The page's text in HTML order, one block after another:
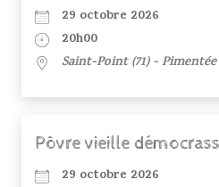
29 octobre 2026
20h00
Saint-Point (71) - Pimentée
Pôvre vieille
29 octobre 2026